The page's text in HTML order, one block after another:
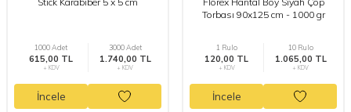
1000 Adet
615,00 TL
+ KDV
3000 Adet
1.740,00 TL
+ KDV
İncele
Torbası 90x125 cm - 1000 gr
1 Rulo
120,00 TL
+ KDV
10 Rulo
1.065,00 TL
+ KDV
İncele